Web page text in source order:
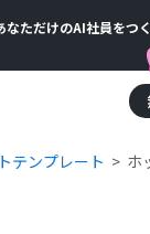
ただけのAI社員をつ
テンプレート ホ